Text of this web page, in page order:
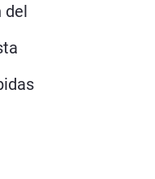
del